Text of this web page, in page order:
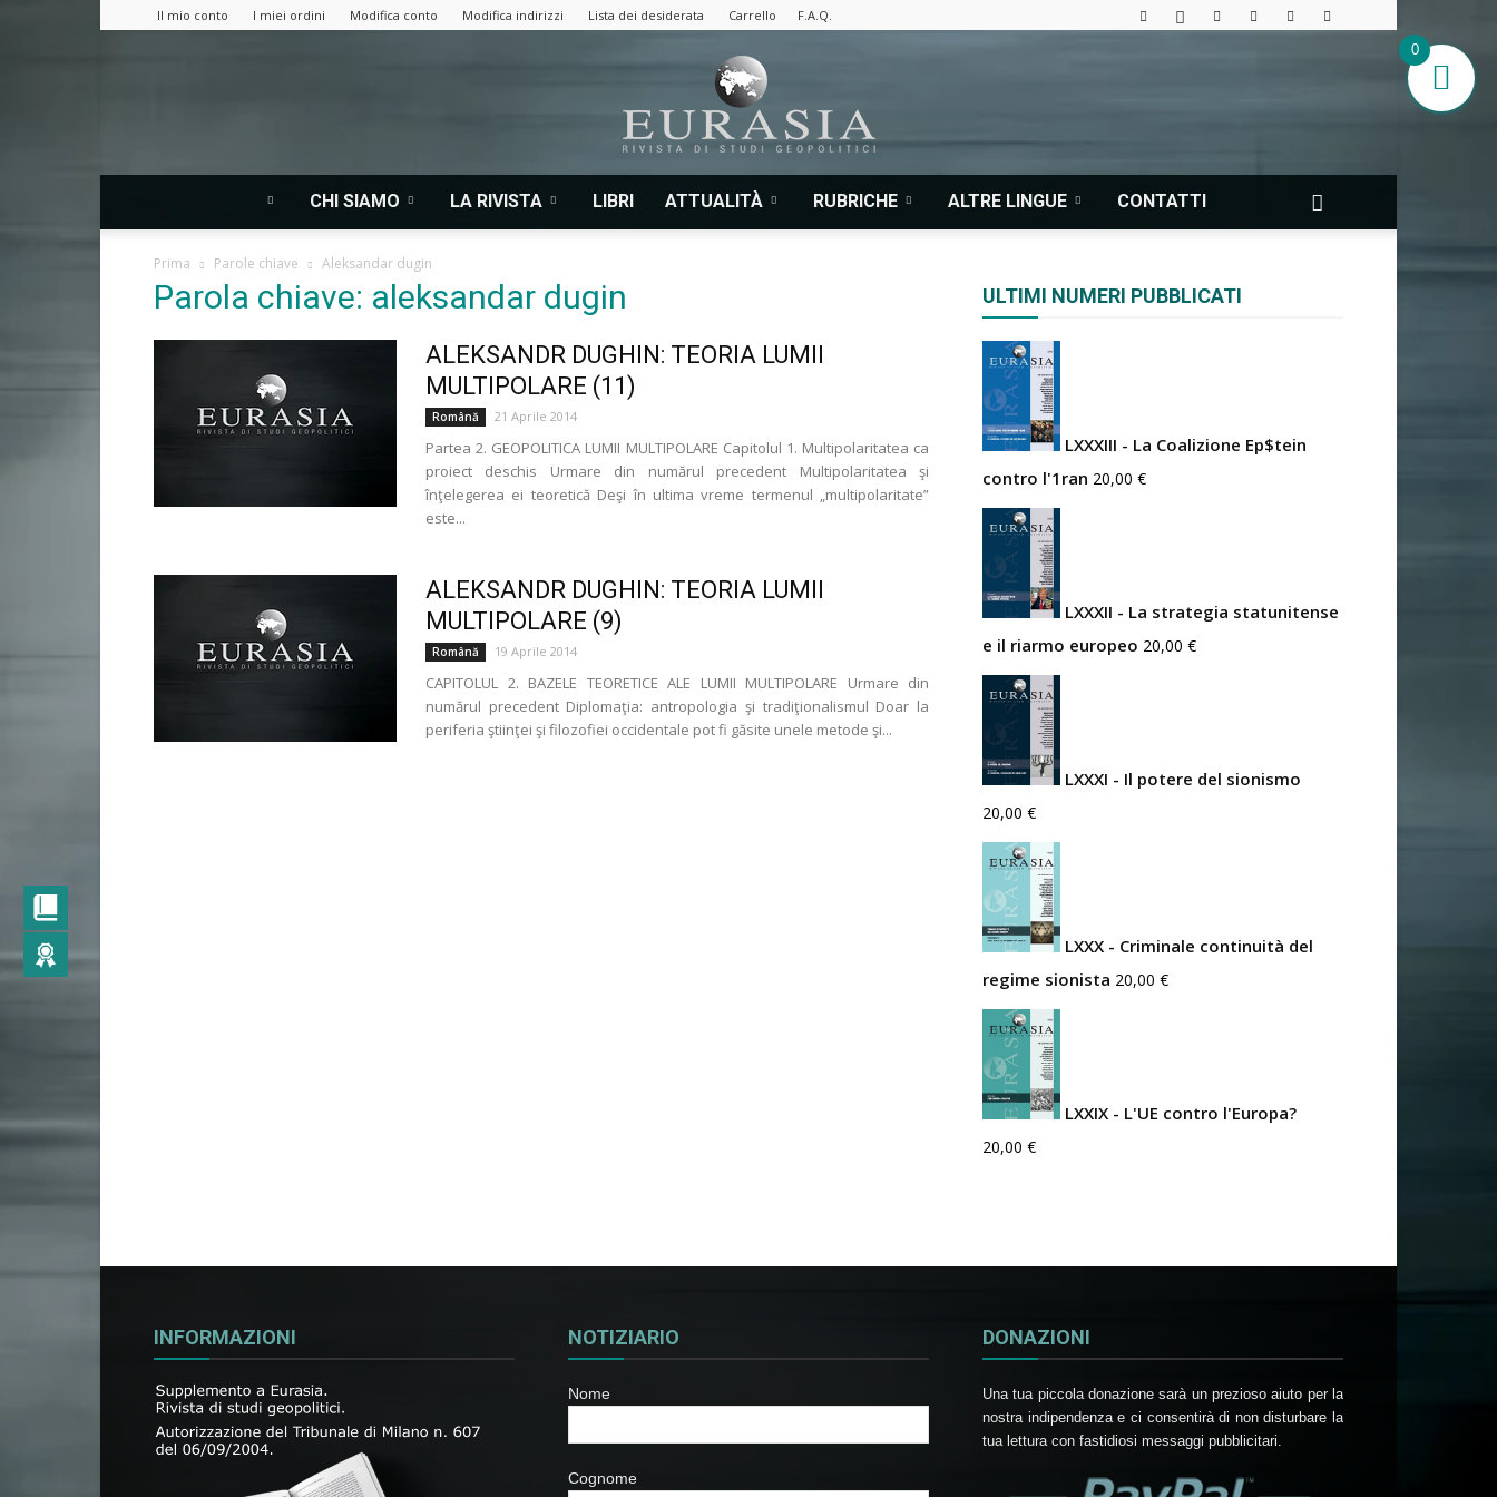
Il mio conto I miei ordini Modifica conto Modifica indirizzi Lista dei desiderata Carrello F.A.Q.
CHI SIAMO LA RIVISTA LIBRI ATTUALITÀ RUBRICHE ALTRE LINGUE CONTATTI
Prima Parole chiave Aleksandar dugin
Parola chiave: aleksandar dugin
ALEKSANDR DUGHIN: TEORIA LUMII
MULTIPOLARE (11)
Română 21 Aprile 2014
Partea 2. GEOPOLITICA LUMII MULTIPOLARE Capitolul 1. Multipolaritatea ca
proiect deschis Urmare din numărul precedent Multipolaritatea şi
înţelegerea ei teoretică Deşi în ultima vreme termenul „multipolaritate”
este...
ALEKSANDR DUGHIN: TEORIA LUMII
MULTIPOLARE (9)
Română 19 Aprile 2014
CAPITOLUL 2. BAZELE TEORETICE ALE LUMII MULTIPOLARE Urmare din
numărul precedent Diplomaţia: antropologia şi tradiţionalismul Doar la
periferia ştiinţei şi filozofiei occidentale pot fi găsite unele metode şi...
ULTIMI NUMERI PUBBLICATI
LXXXIII - La Coalizione Ep$tein
contro l'1ran 20,00 €
LXXXII - La strategia statunitense
e il riarmo europeo 20,00 €
LXXXI - Il potere del sionismo
20,00 €
LXXX - Criminale continuità del
regime sionista 20,00 €
LXXIX - L'UE contro l'Europa?
20,00 €
INFORMAZIONI NOTIZIARIO
Nome
Cognome
DONAZIONI
Una tua piccola donazione sarà un prezioso aiuto per la
nostra indipendenza e ci consentirà di non disturbare la
tua lettura con fastidiosi messaggi pubblicitari.
0